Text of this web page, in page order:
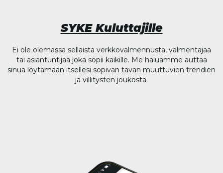
SYKE Kuluttajille
Ei ole olemassa sellaista verkkovalmennusta, valmentajaa
tai asiantuntijaa joka sopii kaikille. Me haluamme auttaa
sinua löytämään itsellesi sopivan tavan muuttuvien trendien
ja villitysten joukosta.